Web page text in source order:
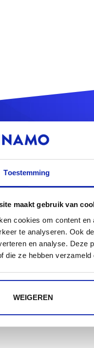
Toestemming
maakt gebruik van
cookies om content
te analyseren. Ook
en analyse. Deze
die ze hebben
WEIGEREN
cherchez d'autres